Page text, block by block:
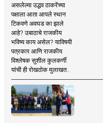
असलेल्या उद्धव ठाकरेंच्या
पक्षाला आता आपले स्थान
टिकवणे अवघड का झाले
आहे? उबाठाचे राजकीय
भविष्य काय असेल? याविषयी
पत्रकार आणि राजकीय
विश्लेषक सुशील कुलकर्णी
यांची ही रोखठोक मुलाखत..